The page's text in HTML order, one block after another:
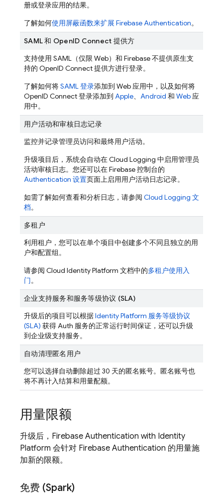
册或登录应用的结果。
了解如何使用屏蔽函数来扩展 Firebase Authentication。
SAML 和 OpenID Connect 提供方
支持使用 SAML（仅限 Web）和 Firebase 不提供原生支
持的 OpenID Connect 提供方进行登录。
了解如何将SAML 登录添加到 Web 应用中，以及如何将
OpenID Connect 登录添加到 Apple、 Android 和 Web 应
用中。
用户活动和审核日志记录
监控并记录管理员访问和最终用户活动。
升级项目后，系统会自动在 Cloud Logging 中启用管理员
活动审核日志。您还可以在Firebase控制台的
Authentication 设置页面上启用用户活动日志记录。
如需了解如何查看和分析日志，请参阅 Cloud Logging 文
档。
多租户
利用租户，您可以在单个项目中创建多个不同且独立的用
户和配置组。
请参阅 Cloud Identity Platform 文档中的多租户使用入
门。
企业支持服务和服务等级协议 (SLA)
升级后的项目可以根据Identity Platform 服务等级协议
(SLA) 获得 Auth 服务的正常运行时间保证，还可以升级
到企业级支持服务。
自动清理匿名用户
您可以选择自动删除超过 30 天的匿名账号。匿名账号也
将不再计入结算和用量配额。
用量限额
升级后， Firebase Authentication with Identity
Platform 会针对 Firebase Authentication 的用量施
加新的限额。
免费 (Spark)